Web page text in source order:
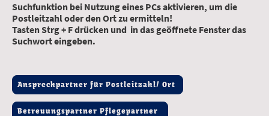
Suchfunktion bei Nutzung eines PCs aktivieren, um die
Postleitzahl oder den Ort zu ermitteln!
Tasten Strg + F drücken und in das geöffnete Fenster das
Suchwort eingeben.
Ansprechpartner für Postleitzahl/ Ort
Betreuungspartner Pflegepartner